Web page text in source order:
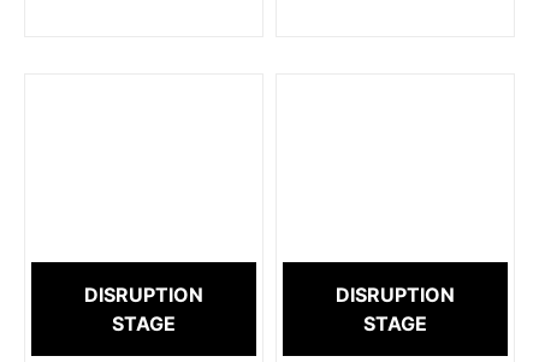
DISRUPTION
STAGE
DISRUPTION
STAGE